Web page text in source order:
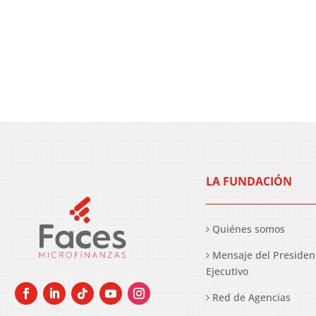
LA FUNDACIÓN
Quiénes somos
Mensaje del
Ejecutivo
Red de Agencias